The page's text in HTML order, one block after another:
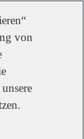
von